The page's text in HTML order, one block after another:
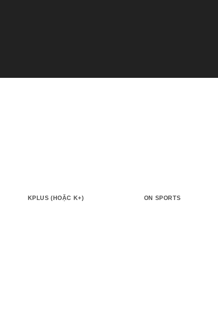
KPLUS (HOẶC K+) ON SPORTS